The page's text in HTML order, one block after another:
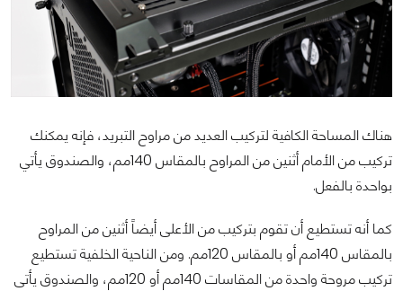
هناك المساحة الكافية لتركيب العديد من مراوح التبريد، فإنه يمكنك
تركيب من الأمام أثنين من المراوح بالمقاس 140مم، والصندوق يأتي
بواحدة بالفعل.
كما أنه تستطيع أن تقوم بتركيب من الأعلى أيضاً أثنين من المراوح
بالمقاس 140مم أو بالمقاس 120مم. ومن الناحية الخلفية تستطيع
تركيب مروحة واحدة من المقاسات 140مم أو 120مم، والصندوق يأتى